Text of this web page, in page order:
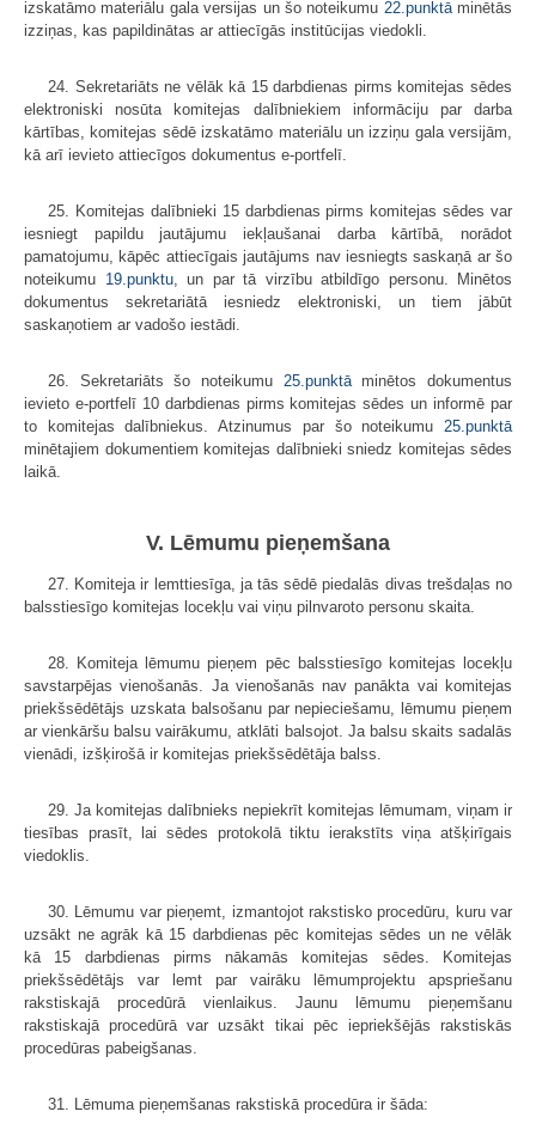
izskatāmo materiālu gala versijas un šo noteikumu 22.punktāminētās
izziņas, kas papildinātas ar attiecīgās institūcijas viedokli.
24. Sekretariāts ne vēlāk kā 15 darbdienas pirms komitejas sēdes
elektroniski nosūta komitejas dalībniekiem informāciju par darba
kārtības, komi­tejas sēdē izskatāmo materiālu un izziņu gala versijām,
kā arī ievieto attiecīgos dokumentus e-portfelī.
25. Komitejas dalībnieki 15 darbdienas pirms komitejas sēdes var
iesniegt papildu jautājumu iekļaušanai darba kārtībā, norādot
pamatojumu, kāpēc attiecīgais jautājums nav iesniegts saskaņā ar šo
noteikumu 19.punktu, un par tā virzību atbildīgo personu. Minētos
dokumentus sekretariātā iesniedz elektroniski, un tiem jābūt
saskaņotiem ar vadošo iestādi.
26. Sekretariāts šo noteikumu 25.punktāminētos dokumentus
ievieto e-portfelī 10 darbdienas pirms komitejas sēdes un informē par
to komitejas dalībniekus. Atzinumus par šo noteikumu 25.punktā
minētajiem dokumentiem komitejas dalībnieki sniedz komitejas sēdes
laikā.
V. Lēmumu pieņemšana
27. Komiteja ir lemttiesīga, ja tās sēdē piedalās divas trešdaļas no
balsstiesīgo komitejas locekļu vai viņu pilnvaroto personu skaita.
28. Komiteja lēmumu pieņem pēc balss­tiesīgo komitejas locekļu
savstarpējas vienošanās. Ja vienošanās nav panākta vai komitejas
priekšsēdētājs uzskata balsošanu par nepieciešamu, lēmumu pieņem
ar vienkāršu balsu vairākumu, atklāti balsojot. Ja balsu skaits sadalās
vienādi, izšķirošā ir komitejas priekšsēdētāja balss.
29. Ja komitejas dalībnieks nepiekrīt komitejas lēmumam, viņam ir
tiesības prasīt, lai sēdes protokolā tiktu ierakstīts viņa atšķirīgais
viedoklis.
30. Lēmumu var pieņemt, izmantojot rakstisko procedūru, kuru var
uzsākt ne agrāk kā 15 darbdienas pēc komitejas sēdes un ne vēlāk
kā 15 darbdienas pirms nākamās komitejas sēdes. Komitejas
priekšsēdētājs var lemt par vairāku lēmumprojektu apspriešanu
rakstiskajā procedūrā vienlaikus. Jaunu lēmumu pieņemšanu
rakstiskajā procedūrā var uzsākt tikai pēc iepriekšējās rakstiskās
procedūras pabeigšanas.
31. Lēmuma pieņemšanas rakstiskā procedūra ir šāda: